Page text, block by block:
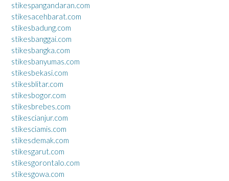
stikespangandaran.com
stikesacehbarat.com
stikesbadung.com
stikesbanggai.com
stikesbangka.com
stikesbanyumas.com
stikesbekasi.com
stikesblitar.com
stikesbogor.com
stikesbrebes.com
stikescianjur.com
stikesciamis.com
stikesdemak.com
stikesgarut.com
stikesgorontalo.com
stikesgowa.com